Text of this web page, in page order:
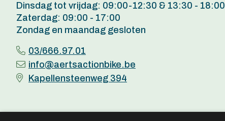
Dinsdag tot vrijdag: 09:00-12:30 & 13:30 - 18:00
Zaterdag: 09:00 - 17:00
Zondag en maandag gesloten
03/666.97.01
info@aertsactionbike.be
Kapellensteenweg 394